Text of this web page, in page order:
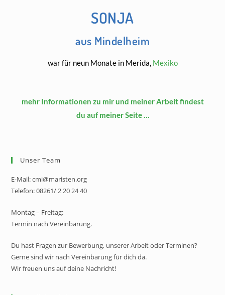
SONJA
aus Mindelheim
war für neun Monate in Merida, Mexiko
mehr Informationen zu mir und meiner Arbeit findest
du auf meiner Seite …
Unser Team
E-Mail: cmi@maristen.org
Telefon: 08261/ 2 20 24 40
Montag – Freitag:
Termin nach Vereinbarung.
Du hast Fragen zur Bewerbung, unserer Arbeit oder Terminen?
Gerne sind wir nach Vereinbarung für dich da.
Wir freuen uns auf deine Nachricht!